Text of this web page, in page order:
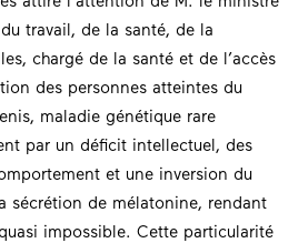
travail, de la santé, de la
chargé de la santé et de l’accès
des personnes atteintes du
maladie génétique rare
par un déficit intellectuel, des
et une inversion du
sécrétion de mélatonine, rendant
impossible. Cette particularité